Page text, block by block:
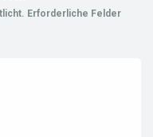
Erforderliche Felder